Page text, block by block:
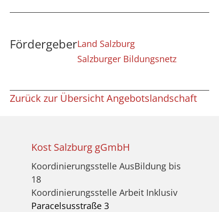
FördergeberLand Salzburg
Salzburger Bildungsnetz
Zurück zur Übersicht Angebotslandschaft
Kost Salzburg gGmbH
Koordinierungsstelle AusBildung bis
18
Koordinierungsstelle Arbeit Inklusiv
Paracelsusstraße 3